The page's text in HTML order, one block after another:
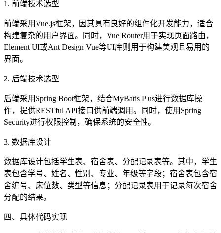
1. 前端技术选型
前端采用Vue.js框架，因其具有良好的组件化开发能力，适合
构建复杂的用户界面。同时，Vue Router用于实现页面路由，
Element UI或Ant Design Vue等UI库则用于构建美观且易用的
界面。
2. 后端技术选型
后端采用Spring Boot框架，结合MyBatis Plus进行数据库操
作，提供RESTful API接口供前端调用。同时，使用Spring
Security进行权限控制，确保系统的安全性。
3. 数据库设计
数据库设计包括学生表、宿舍表、分配记录表等。其中，学生
表包含学号、姓名、性别、专业、年级等字段；宿舍表包含宿
舍编号、床位数、类型等信息；分配记录表用于记录每次宿舍
分配的结果。
四、具体代码实现